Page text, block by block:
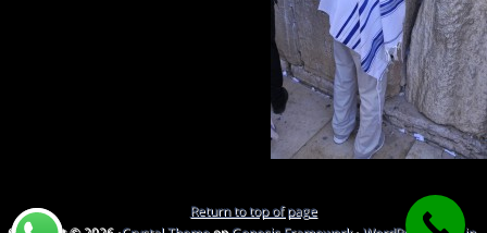
Return to top of page